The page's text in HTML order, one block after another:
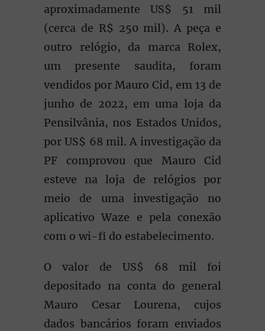
aproximadamente US$ 51 mil
(cerca de R$ 250 mil). A peça e
outro relógio, da marca Rolex,
um presente saudita, foram
vendidos por Mauro Cid, em 13 de
junho de 2022, em uma loja da
Pensilvânia, nos Estados Unidos,
por US$ 68 mil. A investigação da
PF comprovou que Mauro Cid
esteve na loja de relógios por
meio de uma investigação no
aplicativo Waze e pela conexão
com o wi-fi do estabelecimento.
O valor de US$ 68 mil foi
depositado na conta do general
Mauro Cesar Lourena, cujos
dados bancários foram enviados